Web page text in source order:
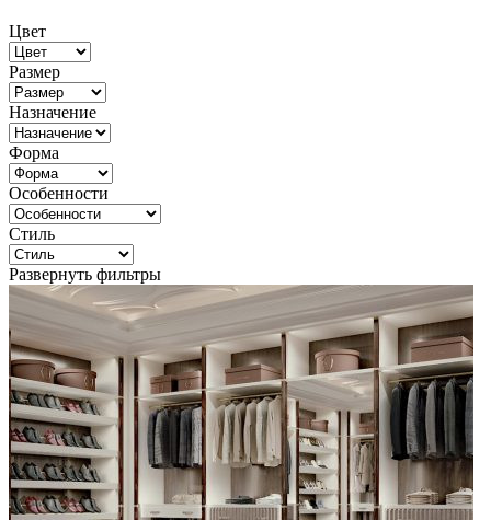
Цвет
Размер
Назначение
Форма
Особенности
Стиль
Развернуть фильтры